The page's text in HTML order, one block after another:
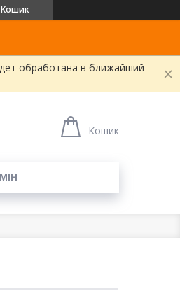
Кошик
обработана в ближайший
Кошик